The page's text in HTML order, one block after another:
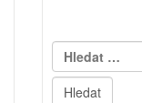
Vyhledávání